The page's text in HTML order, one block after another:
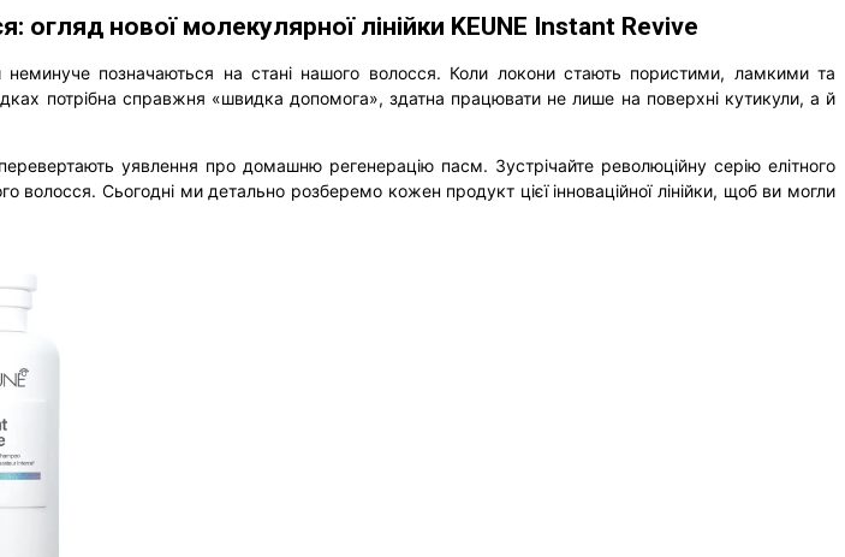
огляд нової молекулярної лінійки KEUNE Instant Revive
позначаються на стані нашого волосся. Коли локони стають пористими, ламкими та
потрібна справжня «швидка допомога», здатна працювати не лише на поверхні кутикули, а й
уявлення про домашню регенерацію пасм. Зустрічайте революційну серію елітного
Сьогодні ми детально розберемо кожен продукт цієї інноваційної лінійки, щоб ви могли